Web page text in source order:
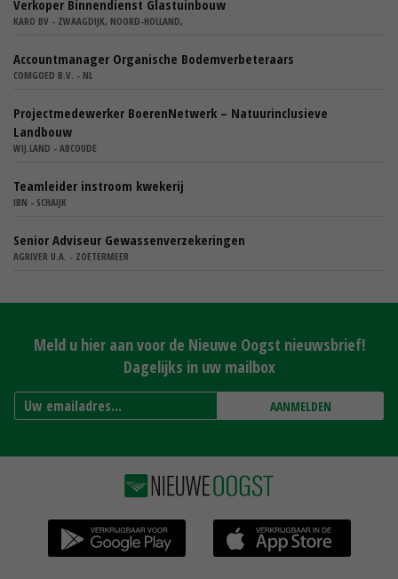
Verkoper Binnendienst Glastuinbouw
KARO BV - ZWAAGDIJK, NOORD-HOLLAND,
Accountmanager Organische Bodemverbeteraars
COMGOED B.V. - NL
Projectmedewerker BoerenNetwerk – Natuurinclusieve
Landbouw
WIJ.LAND - ABCOUDE
Teamleider instroom kwekerij
IBN - SCHAIJK
Senior Adviseur Gewassenverzekeringen
AGRIVER U.A. - ZOETERMEER
Meld u hier aan voor de Nieuwe Oogst nieuwsbrief!
Dagelijks in uw mailbox
AANMELDEN